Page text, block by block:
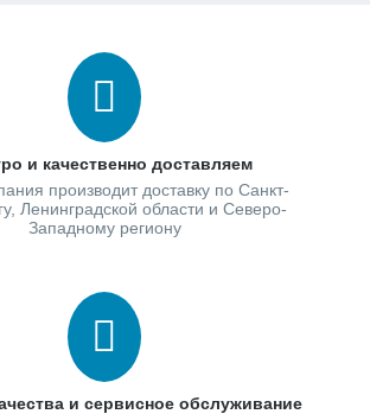
и качественно доставляем
производит доставку по Санкт-
Ленинградской области и Северо-
Западному региону
и сервисное обслуживание